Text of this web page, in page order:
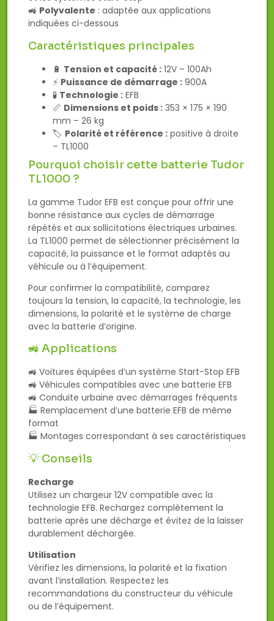
🚜 Polyvalente : adaptée aux applications
indiquées ci-dessous
Caractéristiques principales
🔋 Tension et capacité : 12V – 100Ah
⚡ Puissance de démarrage : 900A
🧪 Technologie : EFB
📏 Dimensions et poids : 353 × 175 × 190
mm – 26 kg
🏷️ Polarité et référence : positive à droite
– TL1000
Pourquoi choisir cette batterie Tudor
TL1000 ?
La gamme Tudor EFB est conçue pour offrir une
bonne résistance aux cycles de démarrage
répétés et aux sollicitations électriques urbaines.
La TL1000 permet de sélectionner précisément la
capacité, la puissance et le format adaptés au
véhicule ou à l’équipement.
Pour confirmer la compatibilité, comparez
toujours la tension, la capacité, la technologie, les
dimensions, la polarité et le système de charge
avec la batterie d’origine.
🚜 Applications
🚜 Voitures équipées d’un système Start-Stop EFB
🚜 Véhicules compatibles avec une batterie EFB
🚜 Conduite urbaine avec démarrages fréquents
🏭 Remplacement d’une batterie EFB de même
format
🏭 Montages correspondant à ses caractéristiques
💡 Conseils
Recharge
Utilisez un chargeur 12V compatible avec la
technologie EFB. Rechargez complètement la
batterie après une décharge et évitez de la laisser
durablement déchargée.
Utilisation
Vérifiez les dimensions, la polarité et la fixation
avant l’installation. Respectez les
recommandations du constructeur du véhicule
ou de l’équipement.